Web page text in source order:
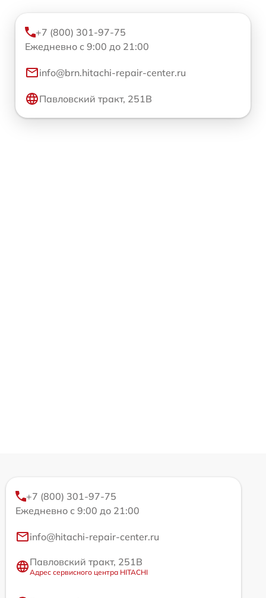
+7 (800) 301-97-75
Ежедневно с 9:00 до 21:00
info@brn.hitachi-repair-center.ru
Павловский тракт, 251В
+7 (800) 301-97-75
Ежедневно с 9:00 до 21:00
info@hitachi-repair-center.ru
Павловский тракт, 251В
Адрес сервисного центра HITACHI